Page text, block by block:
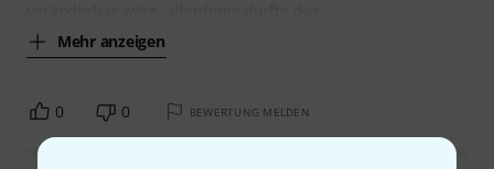
Mehr anzeigen
0 0 BEWERTUNG MELDEN